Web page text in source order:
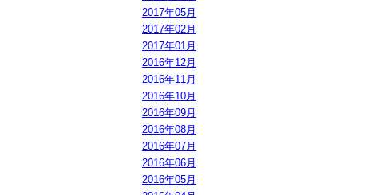
2017年05月
2017年02月
2017年01月
2016年12月
2016年11月
2016年10月
2016年09月
2016年08月
2016年07月
2016年06月
2016年05月